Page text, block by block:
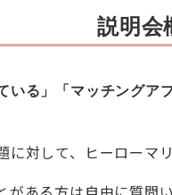
説明会
いる」「マッチング
対して、ヒーローマ